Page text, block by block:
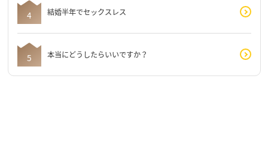
結婚半年でセックスレス
本当にどうしたらいいですか？